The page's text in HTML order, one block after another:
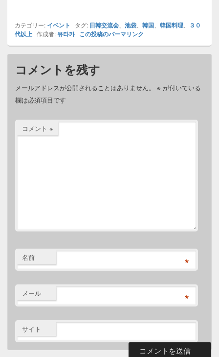
カテゴリー: イベント タグ: 日韓交流会、 池袋、 韓国、 韓国料理、
３０
代以上 作成者: 유타카 この投稿のパーマリンク
コメントを残す
メールアドレスが公開されることはありません。 ※ が付いている
欄は必須項目です
コメント ※
名前 *
メール *
サイト